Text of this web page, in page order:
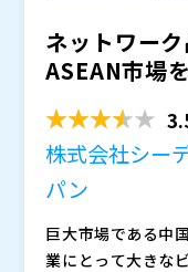
ネットワー
ASEAN市場
株式会社シー
パン
巨大市場である中
業にとって大きな